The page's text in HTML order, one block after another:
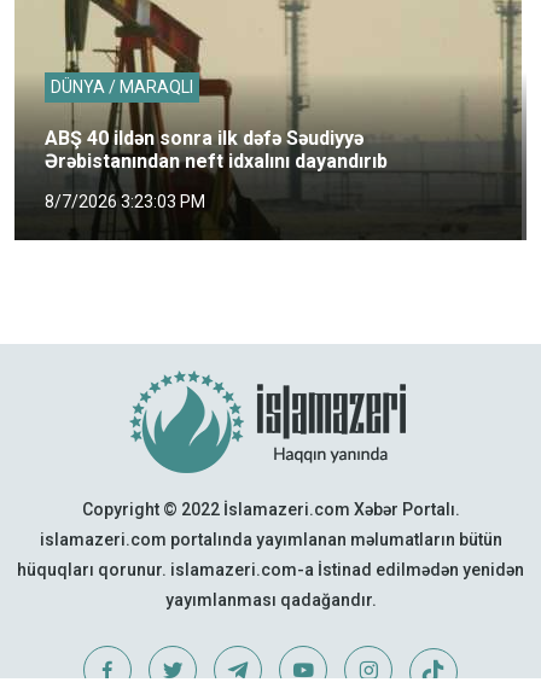
DÜNYA / MARAQLI
ABŞ 40 ildən sonra ilk dəfə Səudiyyə
Ərəbistanından neft idxalını dayandırıb
8/7/2026 3:23:03 PM
Copyright © 2022 İslamazeri.com Xəbər Portalı.
islamazeri.com portalında yayımlanan məlumatların bütün
hüquqları qorunur. islamazeri.com-a İstinad edilmədən yenidən
yayımlanması qadağandır.